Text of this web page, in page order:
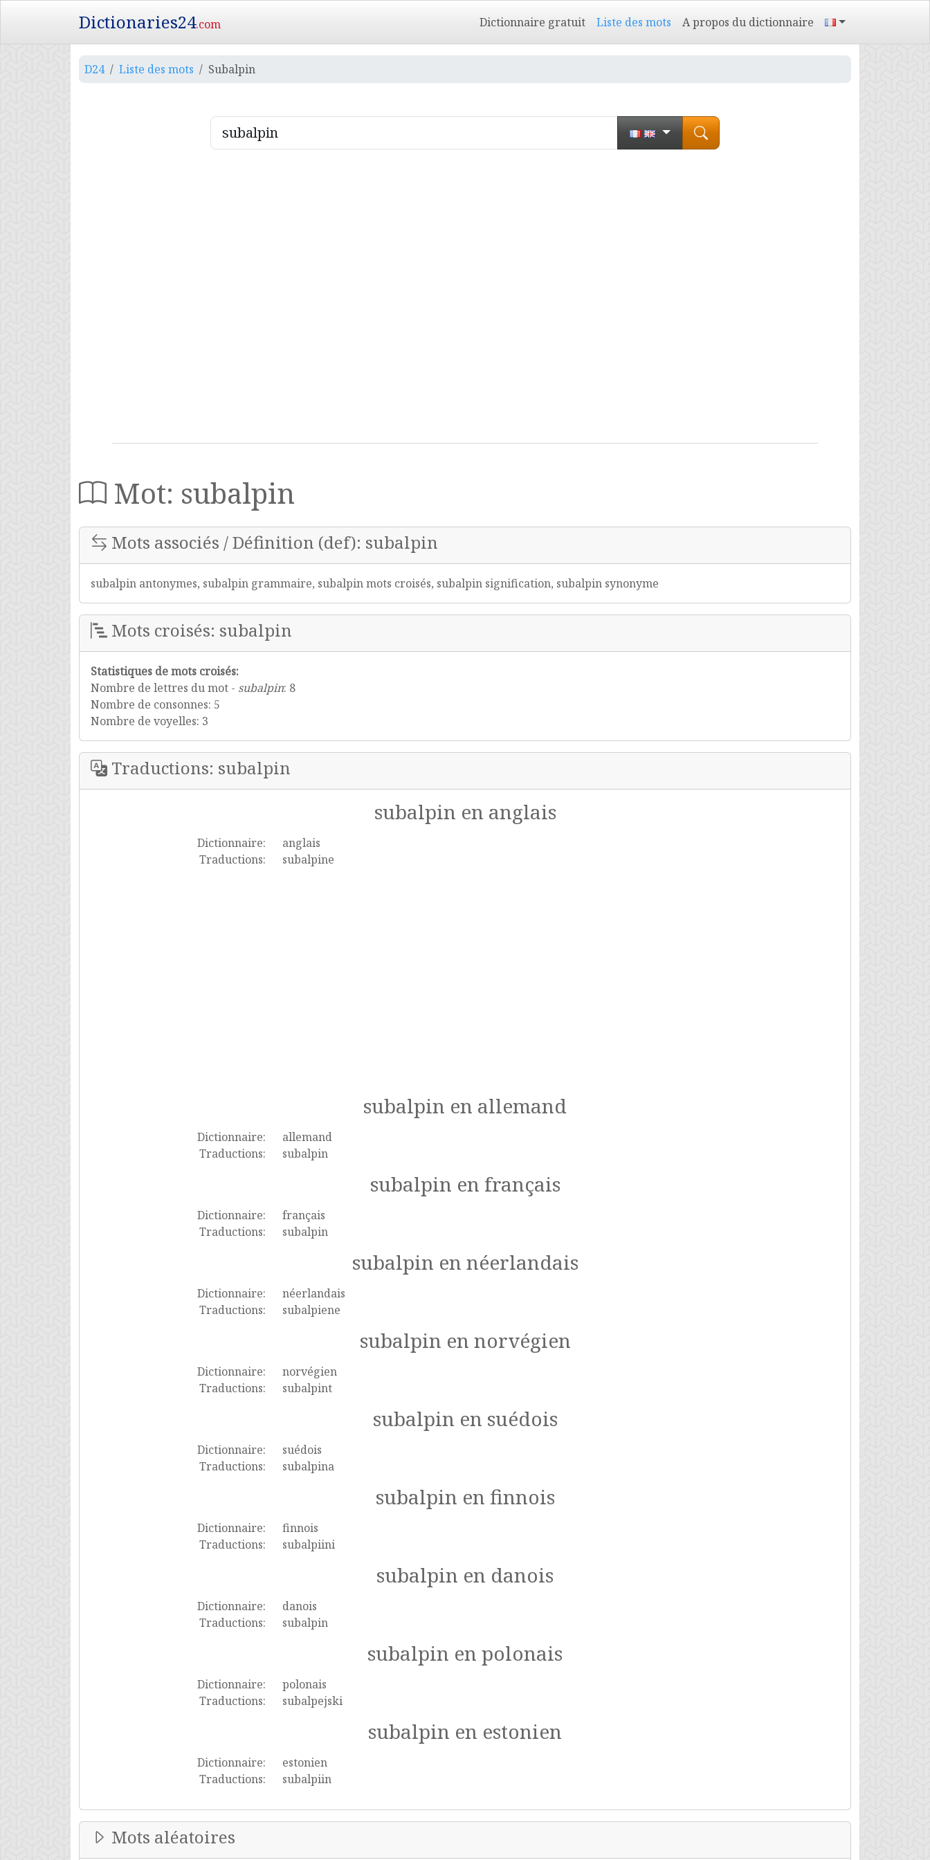
Dictionaries24.com Dictionnaire gratuit Liste des mots A propos du dictionnaire
D24 Liste des mots Subalpin
Mot: subalpin
Mots associés / Définition (def): subalpin
subalpin antonymes, subalpin grammaire, subalpin mots croisés, subalpin signification, subalpin synonyme
Mots croisés: subalpin
Statistiques de mots croisés:
Nombre de lettres du mot - subalpin: 8
Nombre de consonnes: 5
Nombre de voyelles: 3
Traductions: subalpin
subalpin en anglais
Dictionnaire:
anglais
Traductions:
subalpine
subalpin en allemand
Dictionnaire:
allemand
Traductions:
subalpin
subalpin en français
Dictionnaire:
français
Traductions:
subalpin
subalpin en néerlandais
Dictionnaire:
néerlandais
Traductions:
subalpiene
subalpin en norvégien
Dictionnaire:
norvégien
Traductions:
subalpint
subalpin en suédois
Dictionnaire:
suédois
Traductions:
subalpina
subalpin en finnois
Dictionnaire:
finnois
Traductions:
subalpiini
subalpin en danois
Dictionnaire:
danois
Traductions:
subalpin
subalpin en polonais
Dictionnaire:
polonais
Traductions:
subalpejski
subalpin en estonien
Dictionnaire:
estonien
Traductions:
subalpiin
Mots aléatoires